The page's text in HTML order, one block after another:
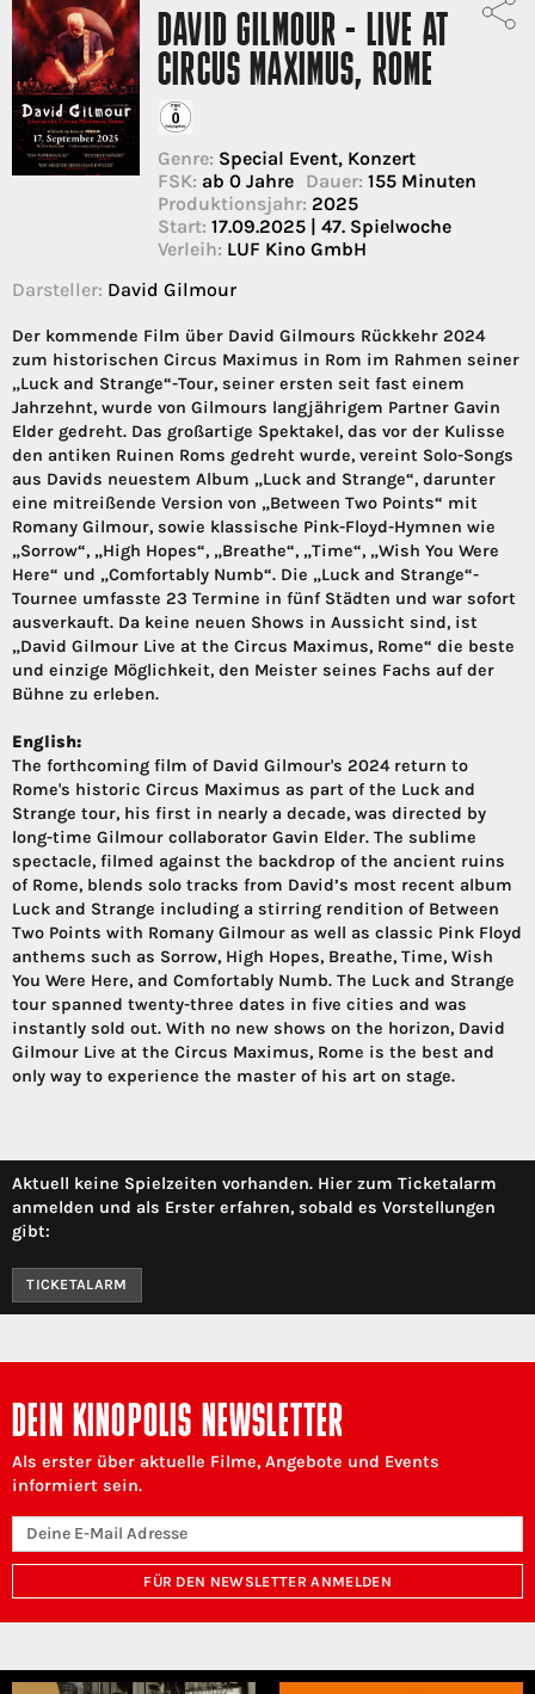
DAVID GILMOUR - LIVE AT
CIRCUS MAXIMUS, ROME
Genre: Special Event, Konzert
FSK: ab 0 Jahre Dauer: 155 Minuten
Produktionsjahr: 2025
Start: 17.09.2025 | 47. Spielwoche
Verleih: LUF Kino GmbH
Darsteller: David Gilmour
Der kommende Film über David Gilmours Rückkehr 2024
zum historischen Circus Maximus in Rom im Rahmen seiner
„Luck and Strange“-Tour, seiner ersten seit fast einem
Jahrzehnt, wurde von Gilmours langjährigem Partner Gavin
Elder gedreht. Das großartige Spektakel, das vor der Kulisse
den antiken Ruinen Roms gedreht wurde, vereint Solo-Songs
aus Davids neuestem Album „Luck and Strange“, darunter
eine mitreißende Version von „Between Two Points“ mit
Romany Gilmour, sowie klassische Pink-Floyd-Hymnen wie
„Sorrow“, „High Hopes“, „Breathe“, „Time“, „Wish You Were
Here“ und „Comfortably Numb“. Die „Luck and Strange“-
Tournee umfasste 23 Termine in fünf Städten und war sofort
ausverkauft. Da keine neuen Shows in Aussicht sind, ist
„David Gilmour Live at the Circus Maximus, Rome“ die beste
und einzige Möglichkeit, den Meister seines Fachs auf der
Bühne zu erleben.
English:
The forthcoming film of David Gilmour's 2024 return to
Rome's historic Circus Maximus as part of the Luck and
Strange tour, his first in nearly a decade, was directed by
long-time Gilmour collaborator Gavin Elder. The sublime
spectacle, filmed against the backdrop of the ancient ruins
of Rome, blends solo tracks from David’s most recent album
Luck and Strange including a stirring rendition of Between
Two Points with Romany Gilmour as well as classic Pink Floyd
anthems such as Sorrow, High Hopes, Breathe, Time, Wish
You Were Here, and Comfortably Numb. The Luck and Strange
tour spanned twenty-three dates in five cities and was
instantly sold out. With no new shows on the horizon, David
Gilmour Live at the Circus Maximus, Rome is the best and
only way to experience the master of his art on stage.
Aktuell keine Spielzeiten vorhanden. Hier zum Ticketalarm
anmelden und als Erster erfahren, sobald es Vorstellungen
gibt:
TICKETALARM
DEIN KINOPOLIS NEWSLETTER
Als erster über aktuelle Filme, Angebote und Events
informiert sein.
FÜR DEN NEWSLETTER ANMELDEN